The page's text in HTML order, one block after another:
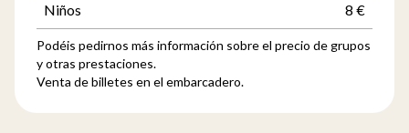
Niños 8 €
Podéis pedirnos más información sobre el precio de grupos
y otras prestaciones.
Venta de billetes en el embarcadero.